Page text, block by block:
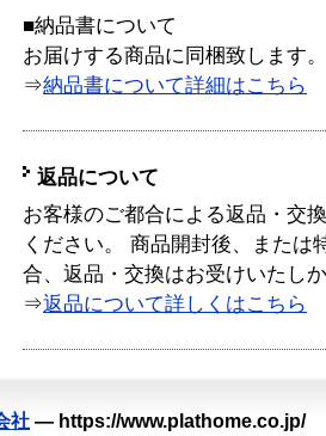
■納品書について
お届けする商品に同梱致します。
⇒納品書について詳細はこちら
返品について
お客様のご都合による返品・交
ください。 商品開封後、または
合、返品・交換はお受けいたし
⇒返品について詳しくはこちら
社 — https://www.plathome.co.jp/